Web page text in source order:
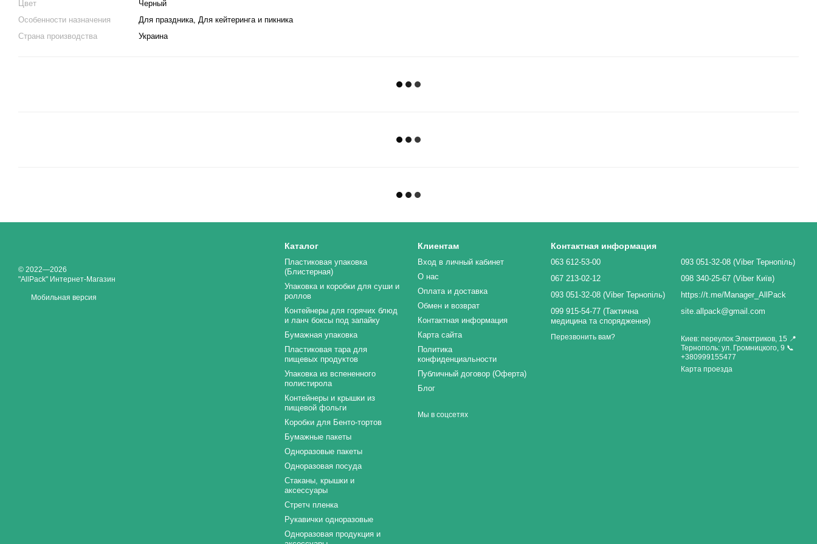
Цвет
Черный
Особенности назначения
Для праздника, Для кейтеринга и пикника
Страна производства
Украина
© 2022—2026
"AllPack" Интернет-Магазин
Мобильная версия
Каталог
Пластиковая упаковка
(Блистерная)
Упаковка и коробки для суши и
роллов
Контейнеры для горячих блюд
и ланч боксы под запайку
Бумажная упаковка
Пластиковая тара для
пищевых продуктов
Упаковка из вспененного
полистирола
Контейнеры и крышки из
пищевой фольги
Коробки для Бенто-тортов
Бумажные пакеты
Одноразовые пакеты
Одноразовая посуда
Стаканы, крышки и
аксессуары
Стретч пленка
Рукавички одноразовые
Одноразовая продукция и
Клиентам
Вход в личный кабинет
О нас
Оплата и доставка
Обмен и возврат
Контактная информация
Карта сайта
Политика
конфиденциальности
Публичный договор (Оферта)
Блог
Мы в соцсетях
Контактная информация
063 612-53-00
067 213-02-12
093 051-32-08 (Viber Тернопіль)
099 915-54-77 (Тактична
медицина та спорядження)
Перезвонить вам?
093 051-32-08 (Viber Тернопіль)
098 340-25-67 (Viber Київ)
https://t.me/Manager_AllPack
site.allpack@gmail.com
Киев: переулок Электриков, 15 📍
Тернополь: ул. Громницкого, 9 📞
+380999155477
Карта проезда